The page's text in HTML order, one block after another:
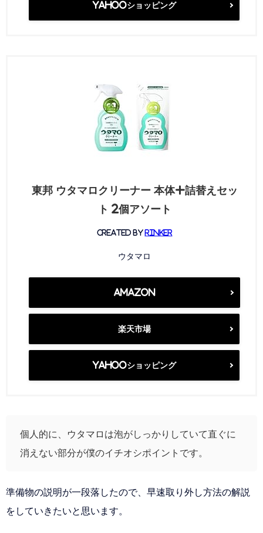
Yahooショッピング
東邦 ウタマロクリーナー 本体+詰替えセッ
ト 2個アソート
created by Rinker
ウタマロ
Amazon
楽天市場
Yahooショッピング
個人的に、ウタマロは泡がしっかりしていて直ぐに
消えない部分が僕のイチオシポイントです。
準備物の説明が一段落したので、早速取り外し方法の解説
をしていきたいと思います。